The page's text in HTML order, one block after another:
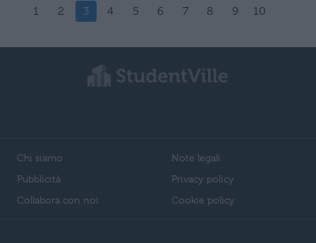
1 2 3 4 5 6 7 8 9 10
Chi siamo
Pubblicità
Collabora con noi
Note legali
Privacy policy
Cookie policy